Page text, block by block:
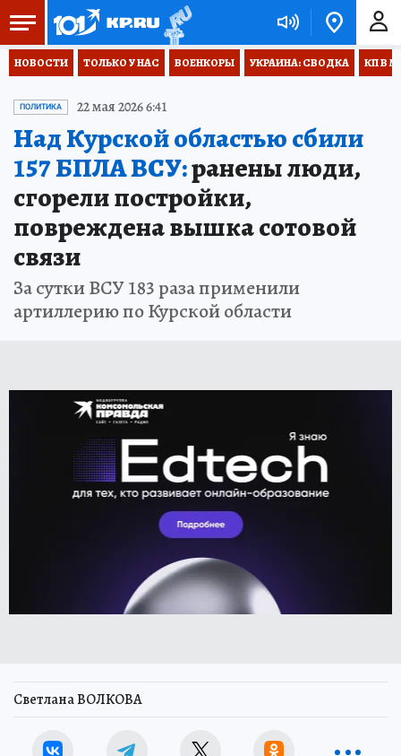
НОВОСТИ ТОЛЬКО У НАС ВОЕНКОРЫ УКРАИНА: СВОДКА КП В
ПОЛИТИКА 22 мая 2026 6:41
Над Курской областью сбили
157 БПЛА ВСУ:ранены люди,
сгорели постройки,
повреждена вышка сотовой
связи
За сутки ВСУ 183 раза применили
артиллерию по Курской области
Светлана ВОЛКОВА